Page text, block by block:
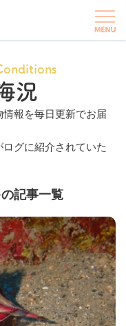
況
報を毎日更新でお届
ログに紹介されていた
記事一覧